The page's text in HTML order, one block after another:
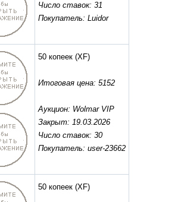
Число ставок: 31
Покупатель: Luidor
50 копеек (XF)
Итоговая цена: 5152
Аукцион: Wolmar VIP
Закрыт: 19.03.2026
Число ставок: 30
Покупатель: user-23662
50 копеек (XF)